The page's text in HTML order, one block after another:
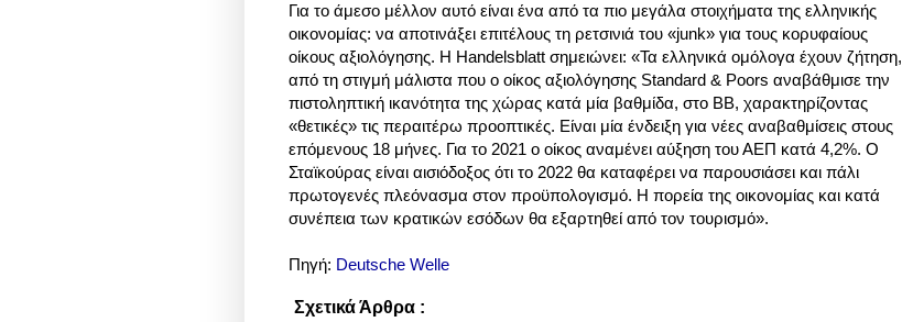
Για το άμεσο μέλλον αυτό είναι ένα από τα πιο μεγάλα στοιχήματα της ελληνικής
οικονομίας: να αποτινάξει επιτέλους τη ρετσινιά του «junk» για τους κορυφαίους
οίκους αξιολόγησης. Η Handelsblatt σημειώνει: «Τα ελληνικά ομόλογα έχουν ζήτηση,
από τη στιγμή μάλιστα που ο οίκος αξιολόγησης Standard & Poors αναβάθμισε την
πιστοληπτική ικανότητα της χώρας κατά μία βαθμίδα, στο BB, χαρακτηρίζοντας
«θετικές» τις περαιτέρω προοπτικές. Είναι μία ένδειξη για νέες αναβαθμίσεις στους
επόμενους 18 μήνες. Για το 2021 ο οίκος αναμένει αύξηση του ΑΕΠ κατά 4,2%. Ο
Σταϊκούρας είναι αισιόδοξος ότι το 2022 θα καταφέρει να παρουσιάσει και πάλι
πρωτογενές πλεόνασμα στον προϋπολογισμό. Η πορεία της οικονομίας και κατά
συνέπεια των κρατικών εσόδων θα εξαρτηθεί από τον τουρισμό».
Πηγή: Deutsche Welle
Σχετικά Άρθρα :